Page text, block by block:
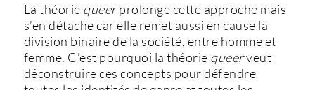
La théorie queerprolonge cette approche mais
s’en détache car elle remet aussi en cause la
division binaire de la société, entre homme et
femme. C’est pourquoi la théorie queerveut
déconstruire ces concepts pour défendre